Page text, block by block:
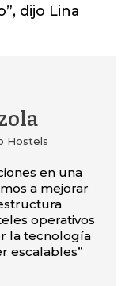
dijo Lina
Hostels
en una
a mejorar
operativos
la tecnología
escalables”